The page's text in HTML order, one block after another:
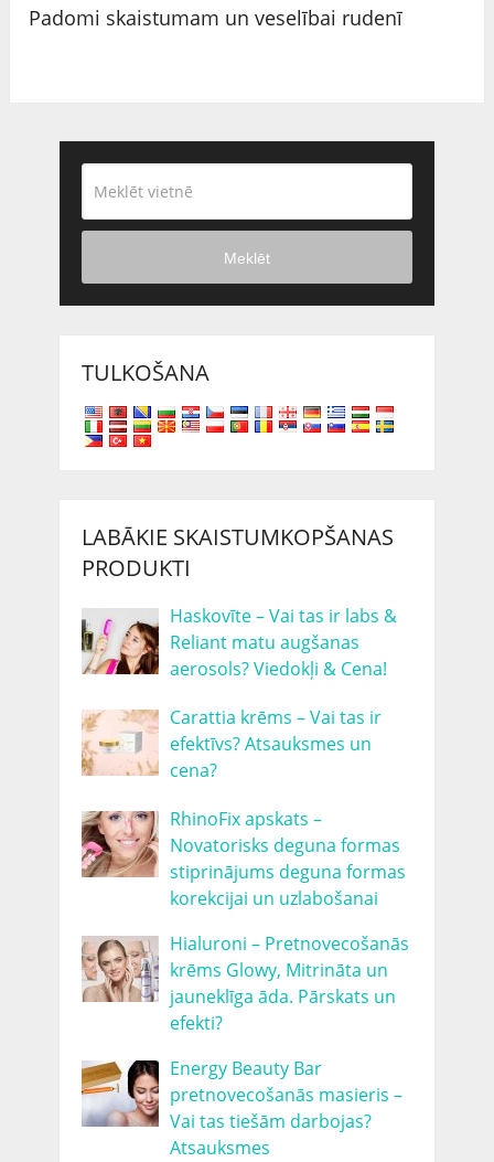
Padomi skaistumam un veselībai rudenī
Meklēt
TULKOŠANA
LABĀKIE SKAISTUMKOPŠANAS
PRODUKTI
Haskovīte – Vai tas ir labs &
Reliant matu augšanas
aerosols? Viedokļi & Cena!
Carattia krēms – Vai tas ir
efektīvs? Atsauksmes un
cena?
RhinoFix apskats –
Novatorisks deguna formas
stiprinājums deguna formas
korekcijai un uzlabošanai
Hialuroni – Pretnovecošanās
krēms Glowy, Mitrināta un
jauneklīga āda. Pārskats un
efekti?
Energy Beauty Bar
pretnovecošanās masieris –
Vai tas tiešām darbojas?
Atsauksmes